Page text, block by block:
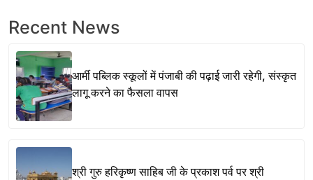
Recent News
आर्मी पब्लिक स्कूलों में पंजाबी की पढ़ाई जारी रहेगी, संस्कृत
लागू करने का फैसला वापस
श्री गुरु हरिकृष्ण साहिब जी के प्रकाश पर्व पर श्री